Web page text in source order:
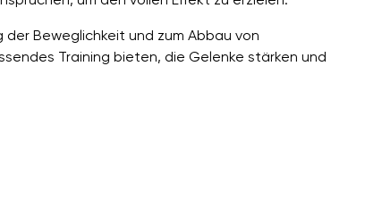
Beweglichkeit und zum Abbau von
Training bieten, die Gelenke stärken und